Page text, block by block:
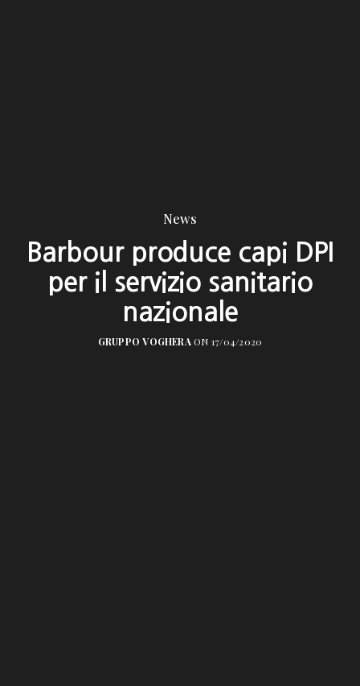
News
Barbour produce capi DPI
per il servizio sanitario
nazionale
GRUPPO VOGHERAON 17/04/2020